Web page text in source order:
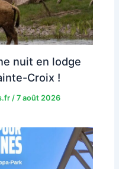
nuit en lodge
Croix !
/7 août 2026